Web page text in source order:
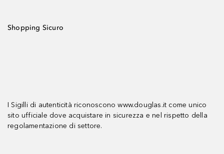
Shopping Sicuro
I Sigilli di autenticità riconoscono www.douglas.it come unico
sito ufficiale dove acquistare in sicurezza e nel rispetto della
regolamentazione di settore.